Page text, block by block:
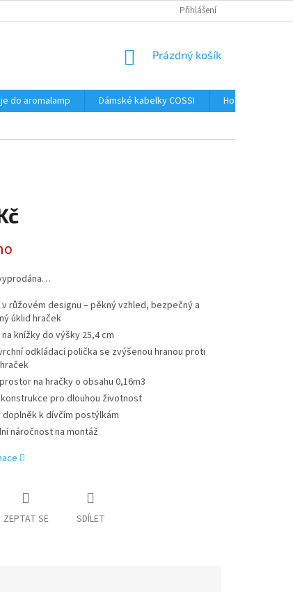
Přihlášení
NÁKUPNÍ
Prázdný košík
do aromalamp Dámské kabelky COSSI Hobby
růžovém designu – pěkný vzhled, bezpečný a
úklid hraček
knížky do výšky 25,4 cm
odkládací polička se zvýšenou hranou proti
na hračky o obsahu 0,16m3
pro dlouhou životnost
doplněk k dívčím postýlkám
náročnost na montáž
ZEPTAT SE SDÍLET